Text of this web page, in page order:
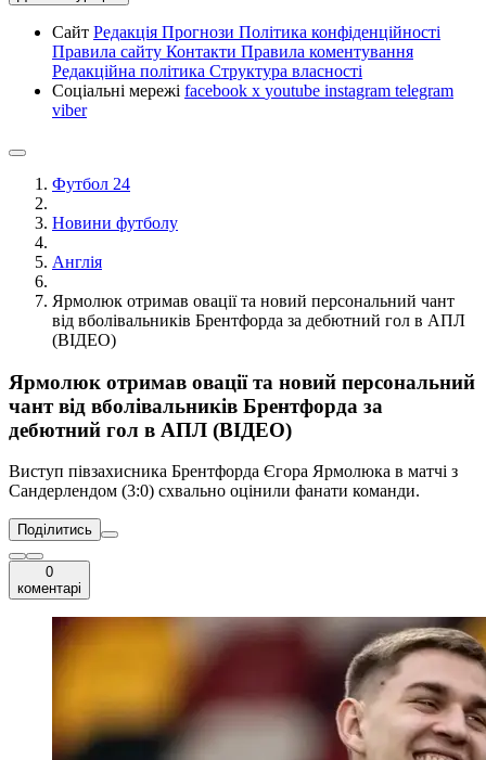
Сайт Редакція Прогнози Політика конфіденційності
Правила сайту Контакти Правила коментування
Редакційна політика Структура власності
Соціальні мережі facebook x youtube instagram telegram
viber
Футбол 24
Новини футболу
Англія
Ярмолюк отримав овації та новий персональний чант
від вболівальників Брентфорда за дебютний гол в АПЛ
(ВІДЕО)
Ярмолюк отримав овації та новий персональний
чант від вболівальників Брентфорда за
дебютний гол в АПЛ (ВІДЕО)
Виступ півзахисника Брентфорда Єгора Ярмолюка в матчі з
Сандерлендом (3:0) схвально оцінили фанати команди.
Поділитись
0
коментарі